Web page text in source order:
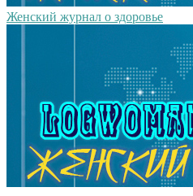
Женский журнал о здоровье